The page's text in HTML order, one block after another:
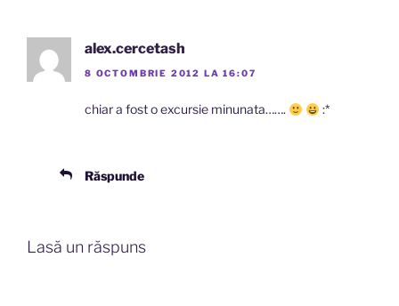
alex.cercetash
8 OCTOMBRIE 2012 LA 16:07
chiar a fost o excursie minunata……. :*
Răspunde
Lasă un răspuns